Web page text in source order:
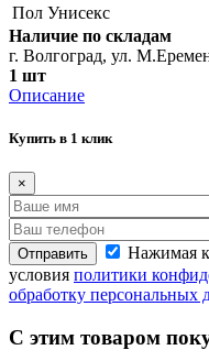
Пол Унисекс
Наличие по складам
г. Волгоград, ул.
1 шт
Описание
Купить в 1 клик
×
Отправить
Нажимая
условия политики
обработку персональных
С этим товаром